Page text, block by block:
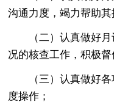
沟通力度，竭力帮助其
（二）认真做好
况的核查工作，积极督
（三）认真做好
度操作；